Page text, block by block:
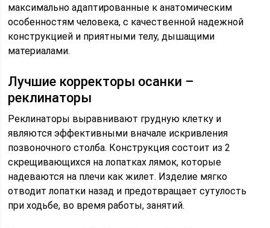
максимально адаптированные к анатомическим
особенностям человека, с качественной надежной
конструкцией и приятными телу, дышащими
материалами.
Лучшие корректоры осанки –
реклинаторы
Реклинаторы выравнивают грудную клетку и
являются эффективными вначале искривления
позвоночного столба. Конструкция состоит из 2
скрещивающихся на лопатках лямок, которые
надеваются на плечи как жилет. Изделие мягко
отводит лопатки назад и предотвращает сутулость
при ходьбе, во время работы, занятий.